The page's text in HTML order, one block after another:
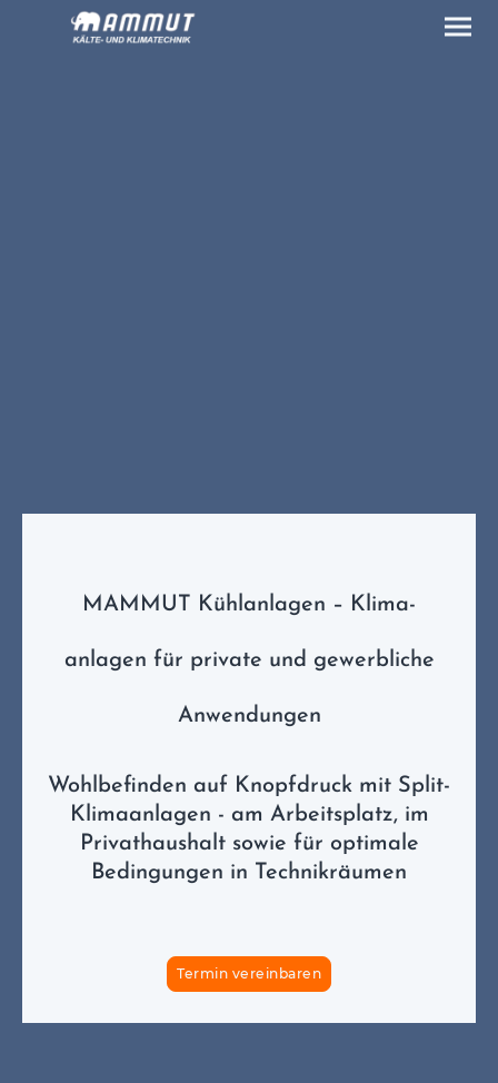
MAMMUT Kühlanlagen – Klima-
anlagen für private und gewerbliche
Anwendungen
Wohlbefinden auf Knopfdruck mit Split-
Klimaanlagen - am Arbeitsplatz, im
Privathaushalt sowie für optimale
Bedingungen in Technikräumen
Termin vereinbaren